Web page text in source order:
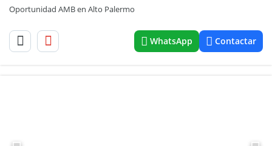
Oportunidad AMB en Alto Palermo
WhatsApp Contactar